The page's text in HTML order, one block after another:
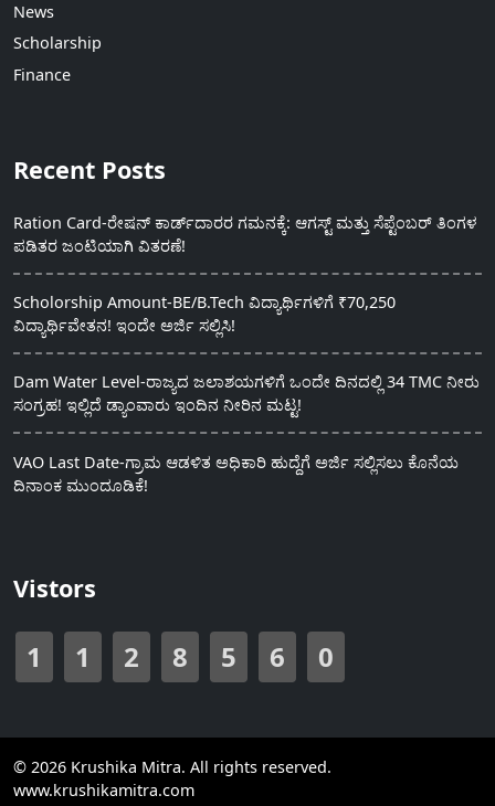
News
Scholarship
Finance
Recent Posts
Ration Card-ರೇಷನ್ ಕಾರ್ಡ್‍ದಾರರ ಗಮನಕ್ಕೆ: ಆಗಸ್ಟ್ ಮತ್ತು ಸೆಪ್ಟೆಂಬರ್ ತಿಂಗಳ
ಪಡಿತರ ಜಂಟಿಯಾಗಿ ವಿತರಣೆ!
Scholorship Amount-BE/B.Tech ವಿದ್ಯಾರ್ಥಿಗಳಿಗೆ ₹70,250
ವಿದ್ಯಾರ್ಥಿವೇತನ! ಇಂದೇ ಅರ್ಜಿ ಸಲ್ಲಿಸಿ!
Dam Water Level-ರಾಜ್ಯದ ಜಲಾಶಯಗಳಿಗೆ ಒಂದೇ ದಿನದಲ್ಲಿ 34 TMC ನೀರು
ಸಂಗ್ರಹ! ಇಲ್ಲಿದೆ ಡ್ಯಾಂವಾರು ಇಂದಿನ ನೀರಿನ ಮಟ್ಟ!
VAO Last Date-ಗ್ರಾಮ ಆಡಳಿತ ಅಧಿಕಾರಿ ಹುದ್ದೆಗೆ ಅರ್ಜಿ ಸಲ್ಲಿಸಲು ಕೊನೆಯ
ದಿನಾಂಕ ಮುಂದೂಡಿಕೆ!
Vistors
1 1 2 8 5 6 0
© 2026 Krushika Mitra. All rights reserved.
www.krushikamitra.com